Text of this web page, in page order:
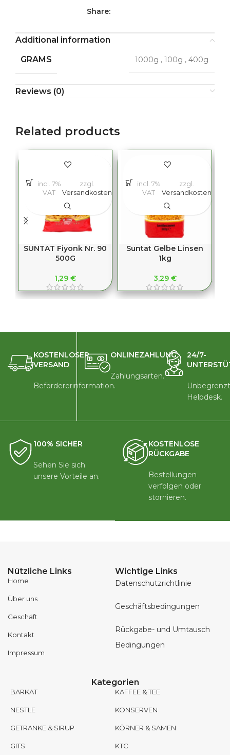
Share:
Additional information
GRAMS
1000g , 100g , 400g
Reviews (0)
Related products
SUNTAT Fiyonk Nr. 90
500G
1,29 €
incl. 7%
VAT
zzgl.
Versandkosten
Suntat Gelbe Linsen
1kg
3,29 €
incl. 7%
VAT
zzgl.
Versandkosten
KOSTENLOSER
VERSAND
Befördererinformation.
ONLINEZAHLUNG
Zahlungsarten.
24/7-
Helpdesk.
100% SICHER
Sehen Sie sich
unsere Vorteile an.
KOSTENLOSE
RÜCKGABE
Bestellungen
verfolgen oder
stornieren.
Nützliche Links
Home
Über uns
Geschäft
Kontakt
Impressum
Wichtige Links
Datenschutzrichtlinie
Geschäftsbedingungen
Rückgabe- und Umtausch
Bedingungen
Kategorien
BARKAT
NESTLE
GETRANKE & SIRUP
GITS
KAFFEE & TEE
KONSERVEN
KÖRNER & SAMEN
KTC